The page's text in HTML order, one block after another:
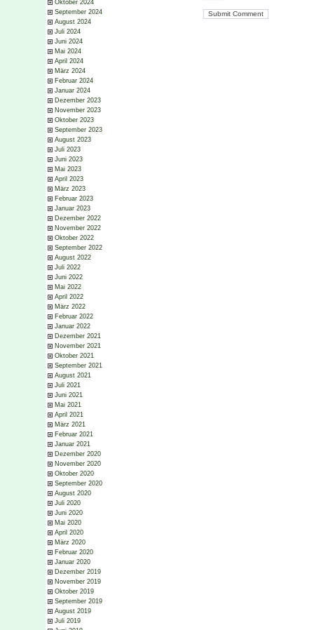
Oktober 2024
September 2024
August 2024
Juli 2024
Juni 2024
Mai 2024
April 2024
März 2024
Februar 2024
Januar 2024
Dezember 2023
November 2023
Oktober 2023
September 2023
August 2023
Juli 2023
Juni 2023
Mai 2023
April 2023
März 2023
Februar 2023
Januar 2023
Dezember 2022
November 2022
Oktober 2022
September 2022
August 2022
Juli 2022
Juni 2022
Mai 2022
April 2022
März 2022
Februar 2022
Januar 2022
Dezember 2021
November 2021
Oktober 2021
September 2021
August 2021
Juli 2021
Juni 2021
Mai 2021
April 2021
März 2021
Februar 2021
Januar 2021
Dezember 2020
November 2020
Oktober 2020
September 2020
August 2020
Juli 2020
Juni 2020
Mai 2020
April 2020
März 2020
Februar 2020
Januar 2020
Dezember 2019
November 2019
Oktober 2019
September 2019
August 2019
Juli 2019